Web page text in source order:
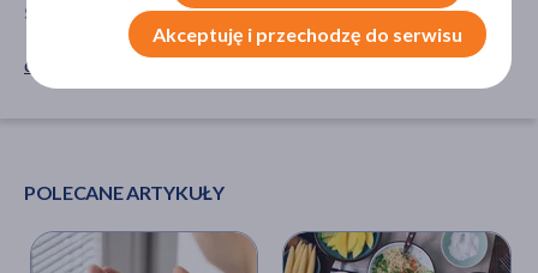
SPOSÓB APLIKACJI
doustne
POLECANE ARTYKUŁY
Akceptuję i przechodzę do serwisu